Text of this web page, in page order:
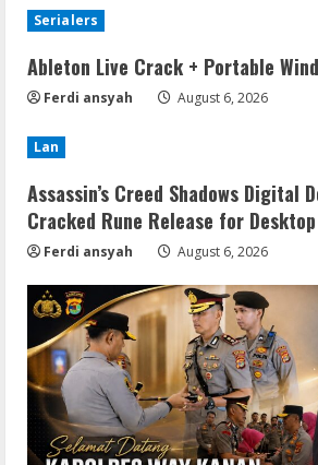
Serialers
Ableton Live Crack + Portable
Ferdi ansyah August 6, 2026
Lan
Assassin’s Creed Shadows Digital
Cracked Rune Release for Desktop
Ferdi ansyah August 6, 2026